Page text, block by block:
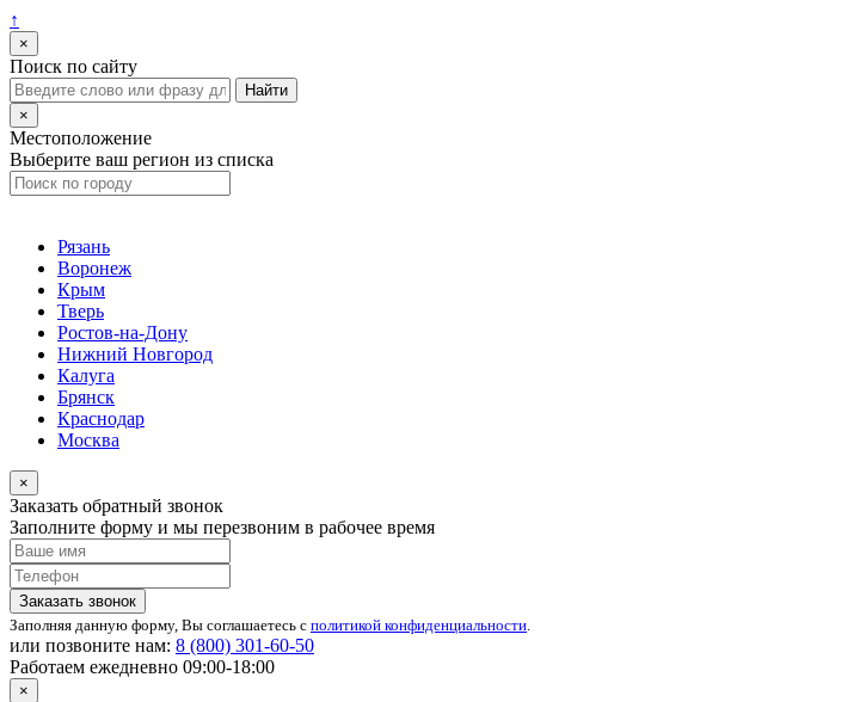
↑
×
Поиск по сайту
×
Местоположение
Выберите ваш регион из списка
Рязань
Воронеж
Крым
Тверь
Ростов-на-Дону
Нижний Новгород
Калуга
Брянск
Краснодар
Москва
×
Заказать обратный звонок
Заполните форму и мы перезвоним в рабочее время
Заказать звонок
Заполняя данную форму, Вы соглашаетесь с политикой конфиденциальности.
или позвоните нам: 8 (800) 301-60-50
Работаем ежедневно 09:00-18:00
×